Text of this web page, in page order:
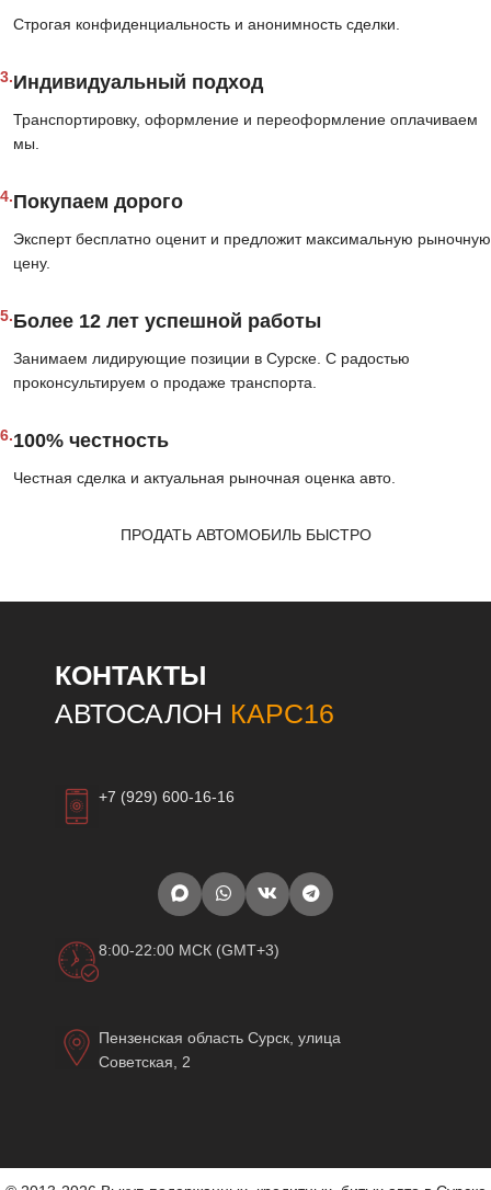
Строгая конфиденциальность и анонимность сделки.
3.Индивидуальный подход
Транспортировку, оформление и переоформление оплачиваем
мы.
4.Покупаем дорого
Эксперт бесплатно оценит и предложит максимальную рыночную
цену.
5.Более 12 лет успешной работы
Занимаем лидирующие позиции в Сурске. С радостью
проконсультируем о продаже транспорта.
6.100% честность
Честная сделка и актуальная рыночная оценка авто.
ПРОДАТЬ АВТОМОБИЛЬ БЫСТРО
КОНТАКТЫ
АВТОСАЛОН КАРС16
+7 (929) 600-16-16
8:00-22:00 МСК (GMT+3)
Пензенская область Сурск, улица
Советская, 2